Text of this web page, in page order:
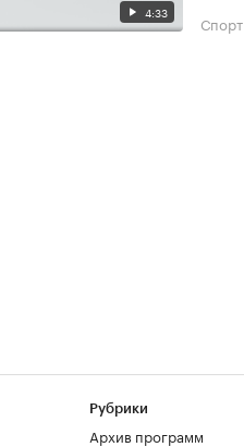
4:33 Спорт
Рубрики
Архив программ